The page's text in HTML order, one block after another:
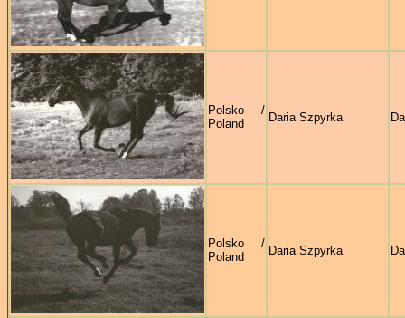
Polsko /
Poland
Daria Szpyrka
Polsko /
Poland
Daria Szpyrka